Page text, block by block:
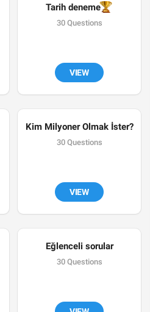
Tarih deneme
🏆
30 Questions
VIEW
Kim Milyoner Olmak İster?
30 Questions
VIEW
Eğlenceli sorular
30 Questions